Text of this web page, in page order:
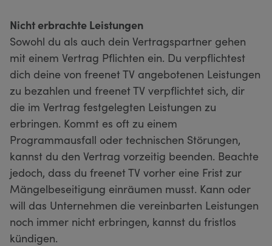
Nicht erbrachte Leistungen
Sowohl du als auch dein Vertragspartner gehen
mit einem Vertrag Pflichten ein. Du verpflichtest
dich deine von freenet TV angebotenen Leistungen
zu bezahlen und freenet TV verpflichtet sich, dir
die im Vertrag festgelegten Leistungen zu
erbringen. Kommt es oft zu einem
Programmausfall oder technischen Störungen,
kannst du den Vertrag vorzeitig beenden. Beachte
jedoch, dass du freenet TV vorher eine Frist zur
Mängelbeseitigung einräumen musst. Kann oder
will das Unternehmen die vereinbarten Leistungen
noch immer nicht erbringen, kannst du fristlos
kündigen.